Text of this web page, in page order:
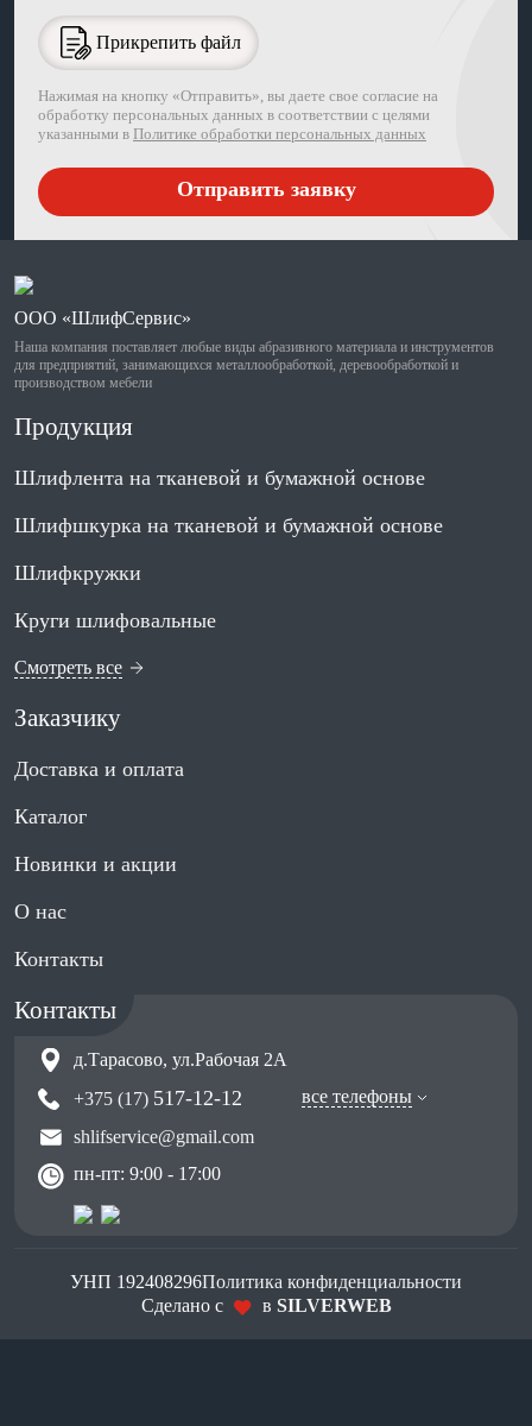
Прикрепить файл
Нажимая на кнопку «Отправить», вы даете свое согласие на
обработку персональных данных в соответствии с целями
указанными в Политике обработки персональных данных
ООО «ШлифСервис»
Наша компания поставляет любые виды абразивного материала и инструментов
для предприятий, занимающихся металлообработкой, деревообработкой и
производством мебели
Продукция
Шлифлента на тканевой и бумажной основе
Шлифшкурка на тканевой и бумажной основе
Шлифкружки
Круги шлифовальные
Смотреть все
Заказчику
Доставка и оплата
Каталог
Новинки и акции
О нас
Контакты
Контакты
д.Тарасово, ул.Рабочая 2А
+375 (17) 517-12-12
все телефоны
shlifservice@gmail.com
пн-пт: 9:00 - 17:00
УНП 192408296Политика конфиденциальности
Сделано с
в SILVERWEB